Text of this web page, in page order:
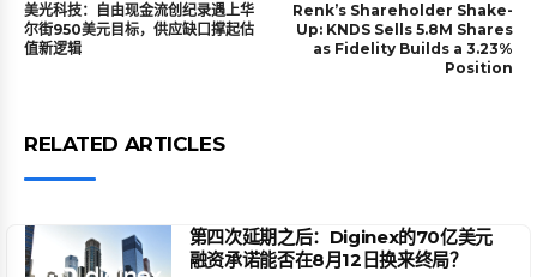
美光科技：自由现金流创纪录遇上华
尔街950美元目标，供应缺口撑起估
值新逻辑
Renk’s Shareholder Shake-
Up: KNDS Sells 5.8M Shares
as Fidelity Builds a 3.23%
Position
RELATED ARTICLES
第四次延期之后：Diginex的70亿美元
融资承诺能否在8月12日换来终局？